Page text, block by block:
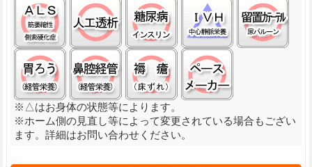
経管栄養(胃ろう):○経管栄養(鼻腔経管):○褥瘡（床ずれ）:○ペースメーカ:○
※△はお身体の状態等によります。
※ホーム側の見直し等によって変更されている場合もござい
ます。詳細はお問い合わせください。